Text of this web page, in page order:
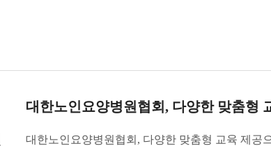
대한노인요양병원협회, 다양한 맞춤형
대한노인요양병원협회, 다양한 맞춤형 교육 제공